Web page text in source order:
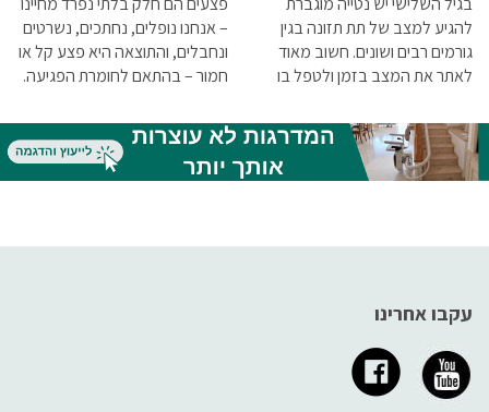
– אנחנו נופלים, נחתכים, נשרטים
ונחבלים, והתוצאה היא פצע קל או
חמור – בהתאם לחומרת הפגיעה.
שגורמים להתפתחות כיבים
ופצעים, אשר תהליך ההחלמה
שלהם קשה וארוך יותר. איך
התהליך? את כל התשובות תוכלו
להגיע למצב של תת תזונה בגין
גורמים רבים ושונים. חשוב מאוד
לאתר את המצב בזמן ולטפל בו
את הגוף ולהביא לשיפור משמעותי
במצבו הגופני והנפשי של הקשיש.
מהם הגורמים לתת תזונה אצל
שלפניכם
עקבו אחרינו